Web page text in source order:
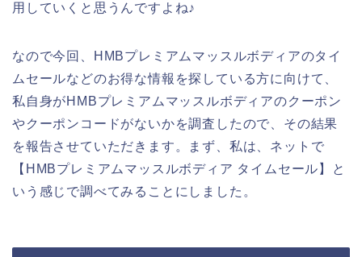
用していくと思うんですよね♪
なので今回、HMBプレミアムマッスルボディアのタイ
ムセールなどのお得な情報を探している方に向けて、
私自身がHMBプレミアムマッスルボディアのクーポン
やクーポンコードがないかを調査したので、その結果
を報告させていただきます。まず、私は、ネットで
【HMBプレミアムマッスルボディア タイムセール】と
いう感じで調べてみることにしました。